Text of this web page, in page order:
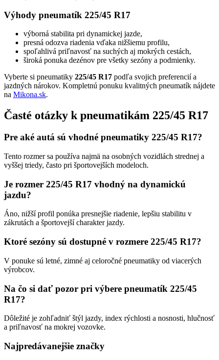
Výhody pneumatík 225/45 R17
výborná stabilita pri dynamickej jazde,
presná odozva riadenia vďaka nižšiemu profilu,
spoľahlivá priľnavosť na suchých aj mokrých cestách,
široká ponuka dezénov pre všetky sezóny a podmienky.
Vyberte si pneumatiky 225/45 R17 podľa svojich preferencií a
jazdných nárokov. Kompletnú ponuku kvalitných pneumatík nájdete
na Mikona.sk.
Časté otázky k pneumatikám 225/45 R17
Pre aké autá sú vhodné pneumatiky 225/45 R17?
Tento rozmer sa používa najmä na osobných vozidlách strednej a
vyššej triedy, často pri športovejších modeloch.
Je rozmer 225/45 R17 vhodný na dynamickú
jazdu?
Áno, nižší profil ponúka presnejšie riadenie, lepšiu stabilitu v
zákrutách a športovejší charakter jazdy.
Ktoré sezóny sú dostupné v rozmere 225/45 R17?
V ponuke sú letné, zimné aj celoročné pneumatiky od viacerých
výrobcov.
Na čo si dať pozor pri výbere pneumatík 225/45
R17?
Dôležité je zohľadniť štýl jazdy, index rýchlosti a nosnosti, hlučnosť
a priľnavosť na mokrej vozovke.
Najpredávanejšie značky